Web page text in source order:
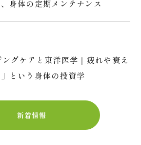
身体の定期メンテナンス
グケアと東洋医学｜疲れや衰え
という身体の投資学
新着情報